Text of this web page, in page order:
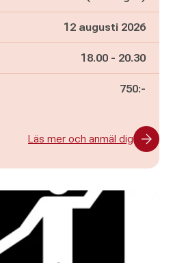
12 augusti 2026
Pågår mellan
18.00 - och
20.30
750:-
Läs mer och anmäl dig